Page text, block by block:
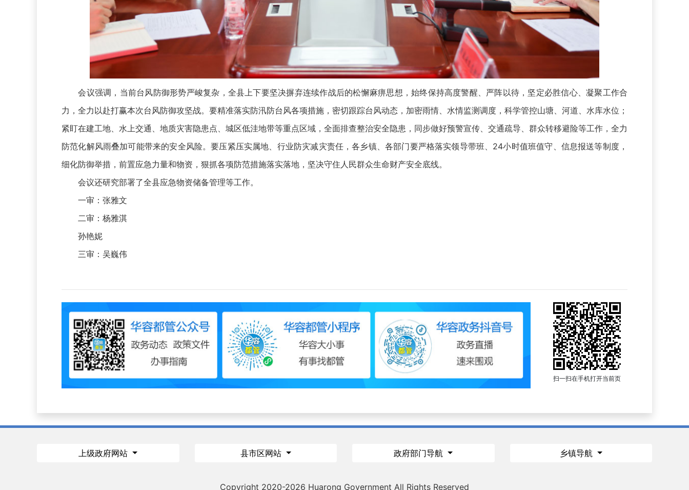
会议强调，当前台风防御形势严峻复杂，全县上下要坚决摒弃连续作战后的松懈麻痹思想，始终保持高度警醒、严阵以待，坚定必胜信心、凝聚工作合
力，全力以赴打赢本次台风防御攻坚战。要精准落实防汛防台风各项措施，密切跟踪台风动态，加密雨情、水情监测调度，科学管控山塘、河道、水库水位；
紧盯在建工地、水上交通、地质灾害隐患点、城区低洼地带等重点区域，全面排查整治安全隐患，同步做好预警宣传、交通疏导、群众转移避险等工作，全力
防范化解风雨叠加可能带来的安全风险。要压紧压实属地、行业防灾减灾责任，各乡镇、各部门要严格落实领导带班、24小时值班值守、信息报送等制度，
细化防御举措，前置应急力量和物资，狠抓各项防范措施落实落地，坚决守住人民群众生命财产安全底线。
会议还研究部署了全县应急物资储备管理等工作。
一审：张雅文
二审：杨雅淇
孙艳妮
三审：吴巍伟
扫一扫在手机打开当前页
上级政府网站 县市区网站 政府部门导航 乡镇导航
Copyright 2020-2026 Huarong Government All Rights Reserved